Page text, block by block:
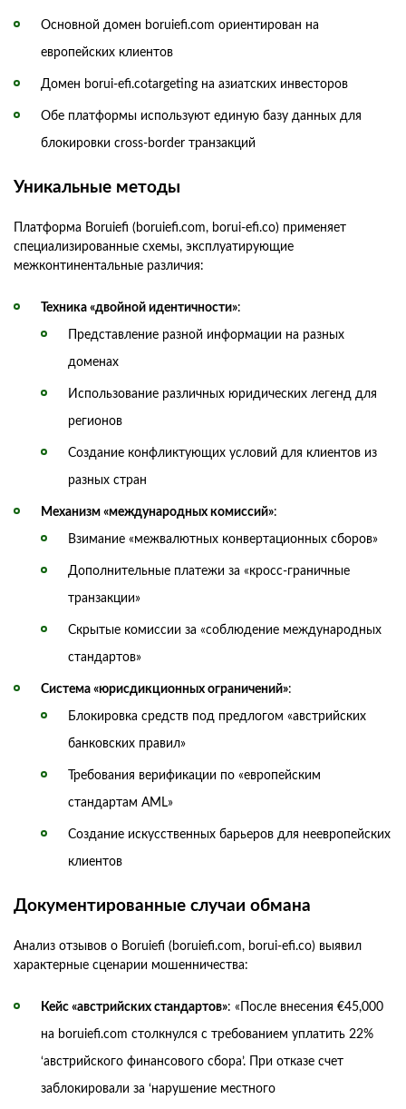
Основной домен boruiefi.com ориентирован на
европейских клиентов
Домен borui-efi.cotargeting на азиатских инвесторов
Обе платформы используют единую базу данных для
блокировки cross-border транзакций
Уникальные методы
Платформа Boruiefi (boruiefi.com, borui-efi.co) применяет
специализированные схемы, эксплуатирующие
межконтинентальные различия:
Техника «двойной идентичности»:
Представление разной информации на разных
доменах
Использование различных юридических легенд для
регионов
Создание конфликтующих условий для клиентов из
разных стран
Механизм «международных комиссий»:
Взимание «межвалютных конвертационных сборов»
Дополнительные платежи за «кросс-граничные
транзакции»
Скрытые комиссии за «соблюдение международных
стандартов»
Система «юрисдикционных ограничений»:
Блокировка средств под предлогом «австрийских
банковских правил»
Требования верификации по «европейским
стандартам AML»
Создание искусственных барьеров для неевропейских
клиентов
Документированные случаи обмана
Анализ отзывов о Boruiefi (boruiefi.com, borui-efi.co) выявил
характерные сценарии мошенничества:
Кейс «австрийских стандартов»: «После внесения €45,000
на boruiefi.com столкнулся с требованием уплатить 22%
‘австрийского финансового сбора’. При отказе счет
заблокировали за ‘нарушение местного